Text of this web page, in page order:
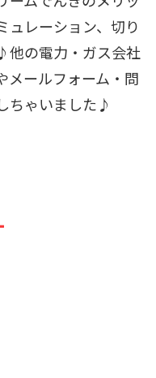
ュレーション、切り
他の電力・ガス会社
メールフォーム・問
ちゃいました♪